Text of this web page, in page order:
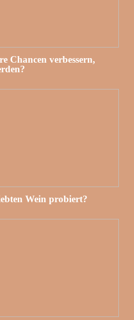
Chancen verbessern,
Wein probiert?